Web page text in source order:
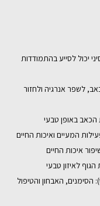
יכול לסייע בהתמודדות
לשפר אנרגיה ולחזור
הכאב באופן טבעי
המעיים ואיכות החיים
איכות החיים
לאיזון טבעי
הסימנים, האבחון והטיפול